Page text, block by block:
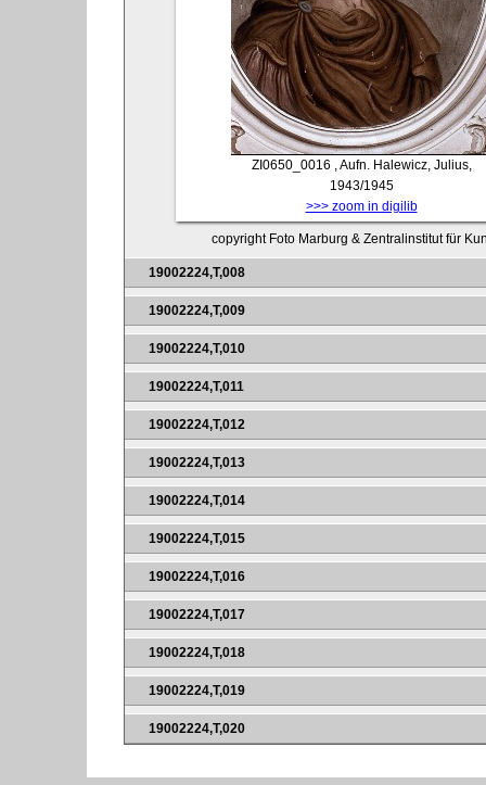
ZI0650_0016 , Aufn. Halewicz, Julius,
1943/1945
>>> zoom in digilib
copyright Foto Marburg & Zentralinstitut für
19002224,T,008
19002224,T,009
19002224,T,010
19002224,T,011
19002224,T,012
19002224,T,013
19002224,T,014
19002224,T,015
19002224,T,016
19002224,T,017
19002224,T,018
19002224,T,019
19002224,T,020